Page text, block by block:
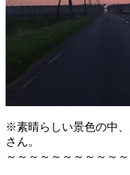
※素晴らしい景色の中
さん。
～～～～～～～～～～～